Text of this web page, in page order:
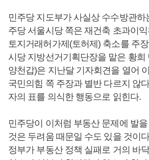
민주당 지도부가 사실상 수수방관하
주당 서울시당 쪽은 재건축 초과이
토지거래허가제(토허제) 축소를 주
시당 지방선거기획단장을 맡은 황희
양천갑)은 지난달 기자회견을 열어
국민의힘 쪽 주장과 별반 다르지 않
자의 표를 의식한 행동으로 읽힌다.
민주당이 이처럼 부동산 문제에 발
것은 두려움 때문일 수도 있을 것이
정부가 부동산 정책 실패로 거의 바